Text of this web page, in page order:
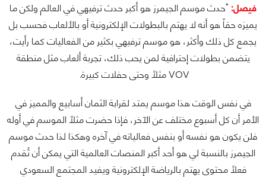
فيصل: "حدث موسم الجيمرز هو أكبر حدث ترفيهي في العالم ولكن ما
يميزه حقاً هو أنه لا يهتم بالبطولات الإلكترونية أو بالألعاب فحسب بل
يجمع كل ذلك وأكثر، هو موسم ترفيهي بكثير من الفعاليات كما رأيت،
يتضمن بطولات إحترافية لمن يحب ذلك، تجربة ألعاب مثل منطقة
VOV مثلاً وحتى حفلات كبيرة.
في نفس الوقت هذا موسم يمتد لقرابة الثمان أسابيع والمميز في
الأمر أن كل أسبوع مختلف عن الآخر، فإذا حضرت مثلاً الموسم في أوله
فلن يكون هو نفسه أو بنفس فعالياته في آخره وهكذا لذا حدث موسم
الجيمرز بالنسبة لي هو أحد أكبر المنصات العالمية التي يمكن أن تُقدم
فعلاً محتوى يهتم بالرياضة الإلكترونية ويفيد المجتمع السعودي